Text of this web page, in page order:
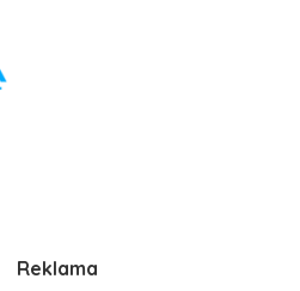
Reklama